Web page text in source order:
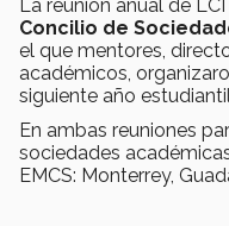
La reunión anual de
Concilio de
el que mentores,
académicos,
siguiente año
En ambas reuniones
sociedades
EMCS: Monterrey,